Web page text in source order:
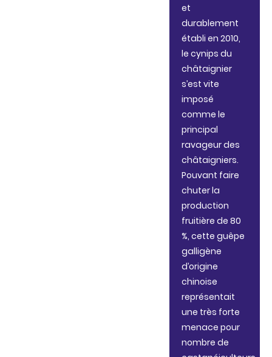
et
durablement
établi en 2010,
le cynips du
châtaignier
s’est vite
imposé
comme le
principal
ravageur des
châtaigniers.
Pouvant faire
chuter la
production
fruitière de 80
%, cette guêpe
galligène
d’origine
chinoise
représentait
une très forte
menace pour
nombre de